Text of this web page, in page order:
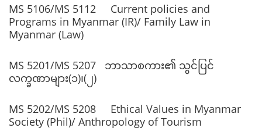
MS 5106/MS 5112 Current policies and
Programs in Myanmar (IR)/ Family Law in
Myanmar (Law)
MS 5201/MS 5207 ဘာသာစကား၏ သွင်ပြင်
လက္ခဏာများ(၁)၊(၂)
MS 5202/MS 5208 Ethical Values in Myanmar
Society (Phil)/ Anthropology of Tourism